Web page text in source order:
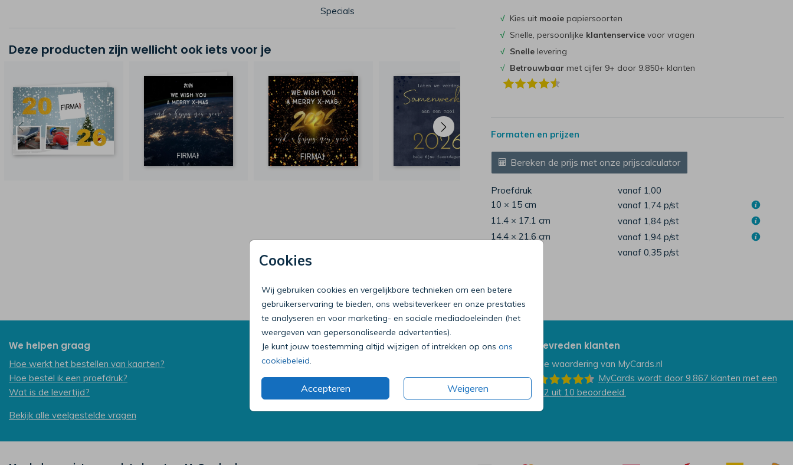
Cookies
Wij gebruiken cookies en vergelijkbare technieken om een betere
gebruikerservaring te bieden, ons websiteverkeer en onze prestaties
te analyseren en voor marketing- en sociale mediadoeleinden (het
weergeven van gepersonaliseerde advertenties).
Je kunt jouw toestemming altijd wijzigen of intrekken op ons ons
cookiebeleid
Accepteren Weigeren
Specials
Deze producten zijn wellicht ook iets voor je
√Kies uit mooie papiersoorten
√Snelle, persoonlijke klantenservicevoor vragen
√ Snellelevering
√ Betrouwbaarmet cijfer 9+ door 9.850+ klanten
Formaten en prijzen
Bereken de prijs met onze prijscalculator
Proefdruk
vanaf 1,00
10 × 15 cm
vanaf 1,74 p/st
11.4 × 17.1 cm
vanaf 1,84 p/st
14.4 × 21.6 cm
vanaf 1,94 p/st
vanaf 0,35 p/st
We helpen graag
Hoe werkt het bestellen van kaarten?
Hoe bestel ik een proefdruk?
Wat is de levertijd?
Bekijk alle veelgestelde vragen
Bel onze klantenservice
0318 - 72 51 23
Op werkdagen van 09:00 tot 18:00 uur
Mailen mag ook:klantenservice@mycards.nl
Tevreden klanten
De waardering van MyCards.nl
MyCards wordt door 9.867 klanten met een
9.2 uit 10 beoordeeld.